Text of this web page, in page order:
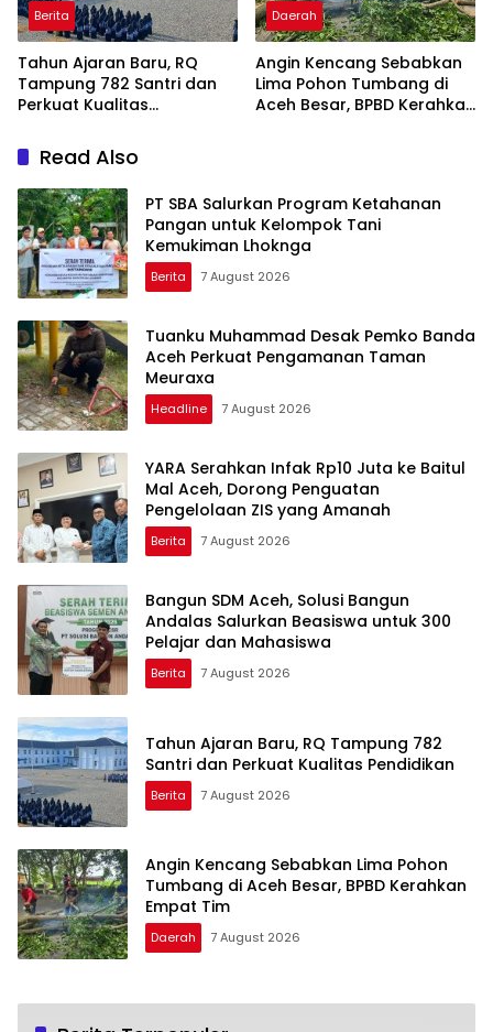
Berita
Tahun Ajaran Baru, RQ
Tampung 782 Santri dan
Perkuat Kualitas
Daerah
Angin Kencang Sebabkan
Lima Pohon Tumbang di
Aceh Besar, BPBD Kerahkan
Read Also
PT SBA Salurkan Program Ketahanan
Pangan untuk Kelompok Tani
Kemukiman Lhoknga
Berita 7 August 2026
Tuanku Muhammad Desak Pemko Banda
Aceh Perkuat Pengamanan Taman
Meuraxa
Headline 7 August 2026
YARA Serahkan Infak Rp10 Juta ke Baitul
Mal Aceh, Dorong Penguatan
Pengelolaan ZIS yang Amanah
Berita 7 August 2026
Bangun SDM Aceh, Solusi Bangun
Andalas Salurkan Beasiswa untuk 300
Pelajar dan Mahasiswa
Berita 7 August 2026
Tahun Ajaran Baru, RQ Tampung 782
Santri dan Perkuat Kualitas Pendidikan
Berita 7 August 2026
Angin Kencang Sebabkan Lima Pohon
Tumbang di Aceh Besar, BPBD Kerahkan
Empat Tim
Daerah 7 August 2026